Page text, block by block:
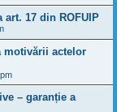
art. 17 din ROFUIP
motivării actelor
– garanție a